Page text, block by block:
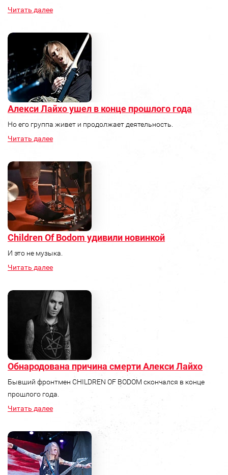
Читать далее
Алекси Лайхо ушел в конце прошлого года
Но его группа живет и продолжает деятельность.
Читать далее
Children Of Bodom удивили новинкой
И это не музыка.
Читать далее
Обнародована причина смерти Алекси Лайхо
Бывший фронтмен CHILDREN OF BODOM скончался в конце
прошлого года.
Читать далее